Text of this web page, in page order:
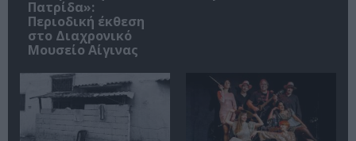
Πατρίδα»:
Περιοδική έκθεση
στο Διαχρονικό
Μουσείο Αίγινας